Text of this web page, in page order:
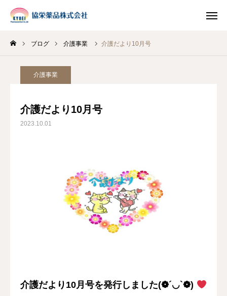
ブログ 介護事業 介護だより10月号
介護事業
介護だより10月号
2023.10.01
介護だより10月号を発行しました(❁´◡`❁)
INSTAGRAM
HOME